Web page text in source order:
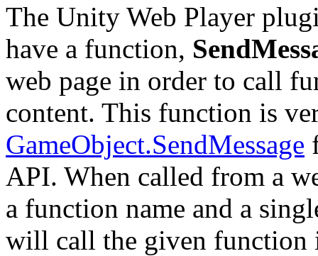
The Unity Web Player
have a function,
web page in order to call
content. This function is
GameObject.SendMessage
API. When called from a
a function name and a
will call the given function